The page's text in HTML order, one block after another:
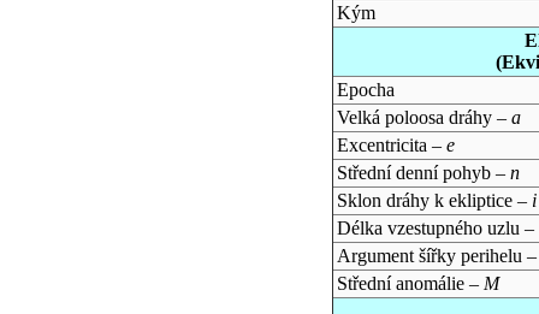
Kým
Epocha
Velká poloosa dráhy – a
Excentricita – e
Střední denní pohyb – n
Sklon dráhy k ekliptice – i
Délka vzestupného uzlu –
Argument šířky perihelu
Střední anomálie – M